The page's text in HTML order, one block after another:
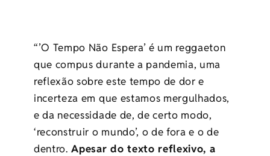
“’O Tempo Não Espera’ é um reggaeton
que compus durante a pandemia, uma
reflexão sobre este tempo de dor e
incerteza em que estamos mergulhados,
e da necessidade de, de certo modo,
‘reconstruir o mundo’, o de fora e o de
dentro. Apesar do texto reflexivo, a